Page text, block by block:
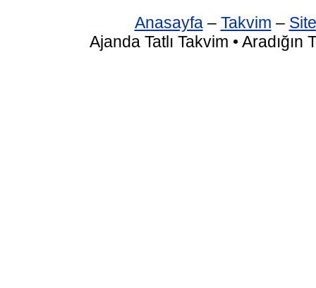
Anasayfa– Takvim –
Ajanda Tatlı Takvim •